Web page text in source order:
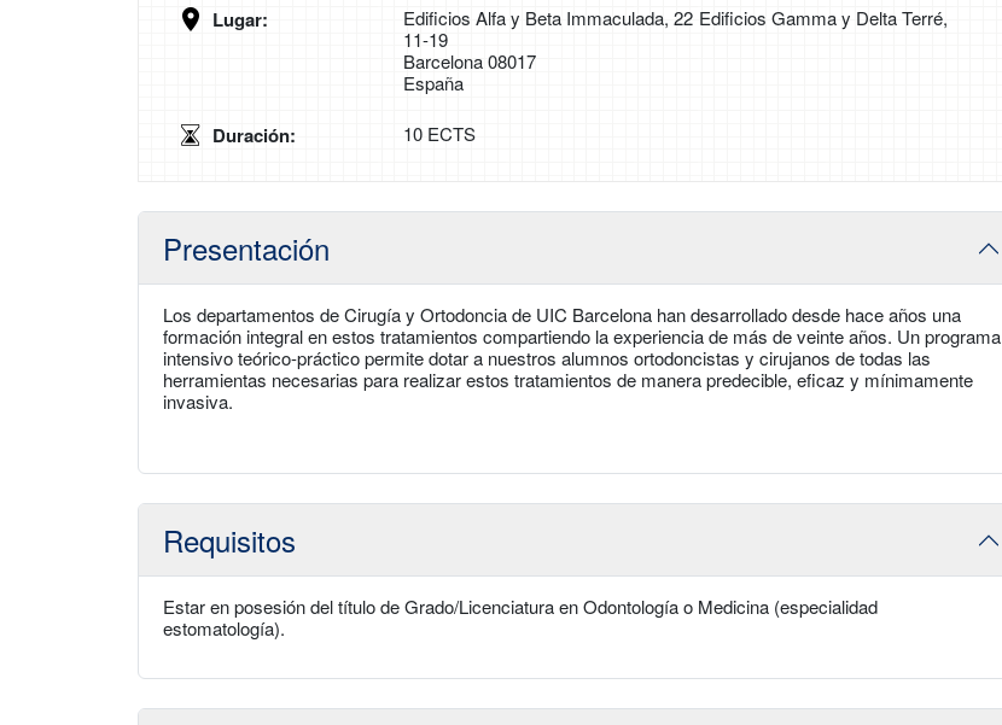
Lugar:
Edificios Alfa y Beta Immaculada, 22 Edificios Gamma y Delta Terré,
11-19
Barcelona 08017
España
Duración: 10 ECTS
Presentación
Los departamentos de Cirugía y Ortodoncia de UIC Barcelona han desarrollado desde hace años una
formación integral en estos tratamientos compartiendo la experiencia de más de veinte años. Un programa
intensivo teórico-práctico permite dotar a nuestros alumnos ortodoncistas y cirujanos de todas las
herramientas necesarias para realizar estos tratamientos de manera predecible, eficaz y mínimamente
invasiva.
Requisitos
Estar en posesión del título de Grado/Licenciatura en Odontología o Medicina (especialidad
estomatología).